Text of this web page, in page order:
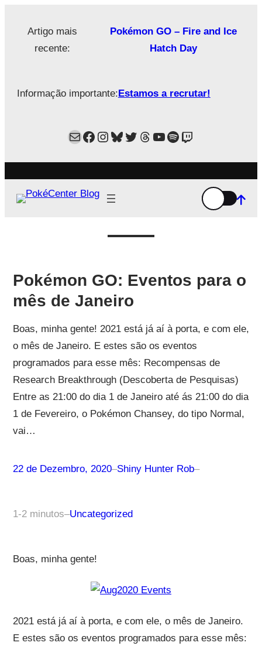
Artigo mais
recente:
Pokémon GO – Fire and Ice
Hatch Day
Informação importante:Estamos a recrutar!
MailFacebook
Instagram
Bluesky
Twitter
Estamos no Threads!
YouTube
Spotify
Twitch
Pokémon GO: Eventos para o
mês de Janeiro
Boas, minha gente! 2021 está já aí à porta, e com ele,
o mês de Janeiro. E estes são os eventos
programados para esse mês: Recompensas de
Research Breakthrough (Descoberta de Pesquisas)
Entre as 21:00 do dia 1 de Janeiro até ás 21:00 do dia
1 de Fevereiro, o Pokémon Chansey, do tipo Normal,
vai…
22 de Dezembro, 2020–Shiny Hunter Rob–
1-2 minutos–Uncategorized
Boas, minha gente!
2021 está já aí à porta, e com ele, o mês de Janeiro.
E estes são os eventos programados para esse mês: